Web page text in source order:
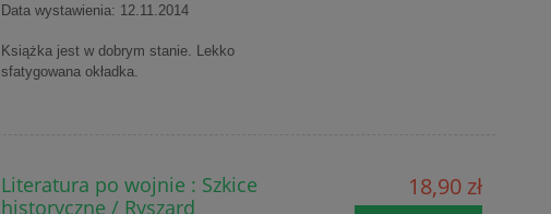
Data wystawienia: 12.11.2014
Książka jest w dobrym stanie. Lekko
sfatygowana okładka.
Literatura po wojnie : Szkice
historyczne / Ryszard
18,90 zł